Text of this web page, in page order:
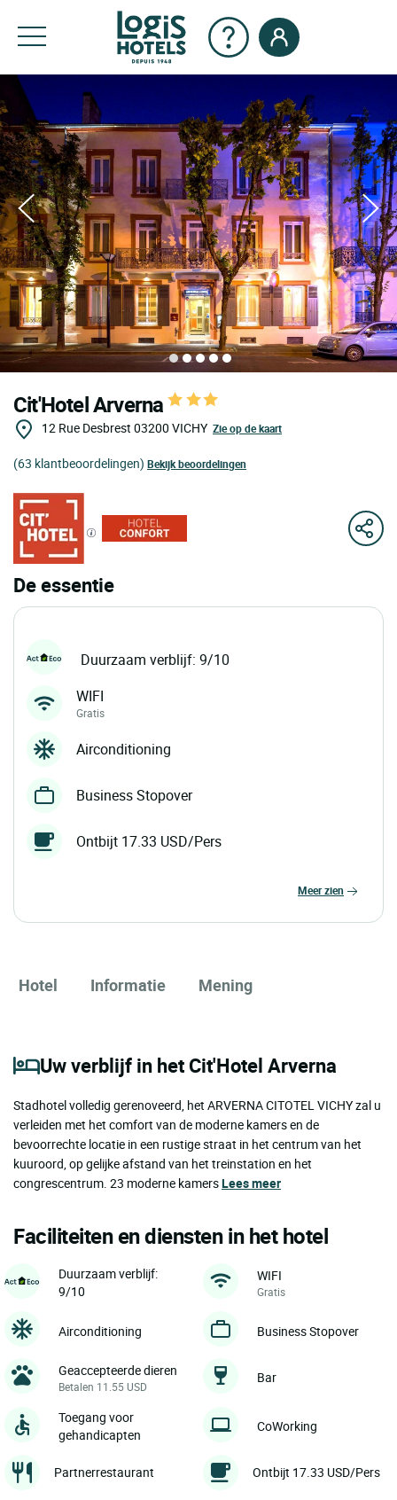
Cit'Hotel Arverna
12 Rue Desbrest 03200 VICHY Zie op de kaart
(63 klantbeoordelingen) Bekijk beoordelingen
De essentie
Duurzaam verblijf: 9/10
WIFI
Gratis
Airconditioning
Business Stopover
Ontbijt 17.33 USD/Pers
meer zien
Hotel Informatie Mening
Uw verblijf in het Cit'Hotel Arverna
Stadhotel volledig gerenoveerd, het ARVERNA CITOTEL VICHY zal u
verleiden met het comfort van de moderne kamers en de
bevoorrechte locatie in een rustige straat in het centrum van het
kuuroord, op gelijke afstand van het treinstation en het
congrescentrum. 23 moderne kamersLees meer
Faciliteiten en diensten in het hotel
Duurzaam verblijf:
9/10
WIFI
Gratis
Airconditioning Business Stopover
Geaccepteerde dieren
Betalen 11.55 USD
Bar
Toegang voor
gehandicapten
CoWorking
Partnerrestaurant Ontbijt 17.33 USD/Pers